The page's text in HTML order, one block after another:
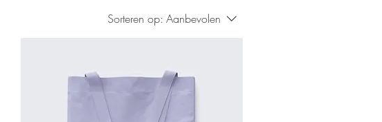
Sorteren op: Aanbevolen